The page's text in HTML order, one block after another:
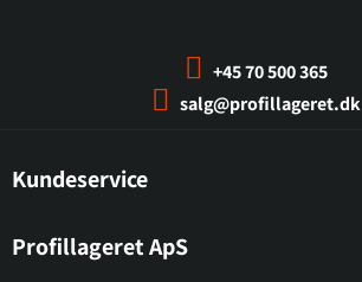
+45 70 500 365
salg@profillageret.dk
Kundeservice
Profillageret ApS